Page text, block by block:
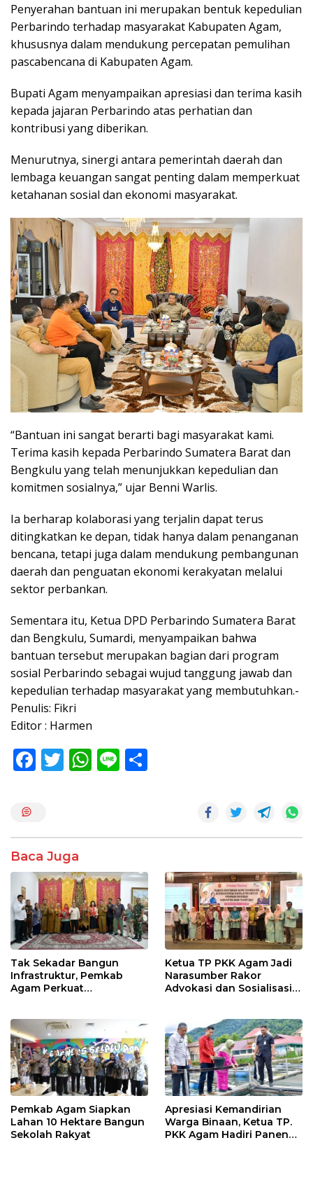
Penyerahan bantuan ini merupakan bentuk kepedulian
Perbarindo terhadap masyarakat Kabupaten Agam,
khususnya dalam mendukung percepatan pemulihan
pascabencana di Kabupaten Agam.
Bupati Agam menyampaikan apresiasi dan terima kasih
kepada jajaran Perbarindo atas perhatian dan
kontribusi yang diberikan.
Menurutnya, sinergi antara pemerintah daerah dan
lembaga keuangan sangat penting dalam memperkuat
ketahanan sosial dan ekonomi masyarakat.
“Bantuan ini sangat berarti bagi masyarakat kami.
Terima kasih kepada Perbarindo Sumatera Barat dan
Bengkulu yang telah menunjukkan kepedulian dan
komitmen sosialnya,” ujar Benni Warlis.
Ia berharap kolaborasi yang terjalin dapat terus
ditingkatkan ke depan, tidak hanya dalam penanganan
bencana, tetapi juga dalam mendukung pembangunan
daerah dan penguatan ekonomi kerakyatan melalui
sektor perbankan.
Sementara itu, Ketua DPD Perbarindo Sumatera Barat
dan Bengkulu, Sumardi, menyampaikan bahwa
bantuan tersebut merupakan bagian dari program
sosial Perbarindo sebagai wujud tanggung jawab dan
kepedulian terhadap masyarakat yang membutuhkan.-
Penulis: Fikri
Editor : Harmen
F
o
o
k
T W
p
p
Li
Baca Juga
Tak Sekadar Bangun
Infrastruktur, Pemkab
Agam Perkuat
Ketua TP PKK Agam Jadi
Narasumber Rakor
Advokasi dan Sosialisasi
Pemkab Agam Siapkan
Lahan 10 Hektare Bangun
Sekolah Rakyat
Apresiasi Kemandirian
Warga Binaan, Ketua TP.
PKK Agam Hadiri Panen